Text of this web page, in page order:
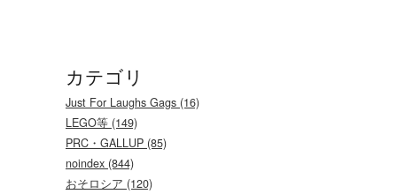
カテゴリ
Just For Laughs Gags (16)
LEGO等 (149)
PRC・GALLUP (85)
noindex (844)
おそロシア (120)